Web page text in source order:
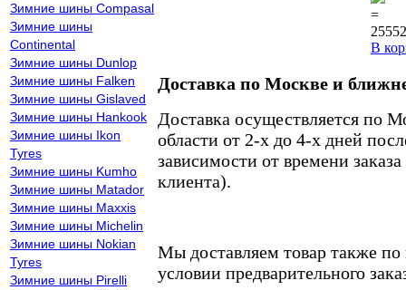
Зимние шины Compasal
Зимние шины
Continental
Зимние шины Dunlop
Зимние шины Falken
Зимние шины Gislaved
Зимние шины Hankook
Зимние шины Ikon
Tyres
Зимние шины Kumho
Зимние шины Matador
Зимние шины Maxxis
Зимние шины Michelin
Зимние шины Nokian
Tyres
Зимние шины Pirelli
=
В
Доставка по Москве и
Доставка осуществляется по
области от 2-х до 4-х дней
зависимости от времени
клиента).
Мы доставляем товар также
условии предварительного